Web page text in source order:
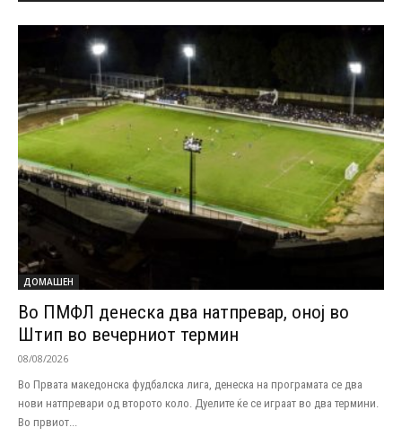
ДОМАШЕН
Во ПМФЛ денеска два натпревар, оној во
Штип во вечерниот термин
08/08/2026
Во Првата македонска фудбалска лига, денеска на програмата се два
нови натпревари од второто коло. Дуелите ќе се играат во два термини.
Во првиот...